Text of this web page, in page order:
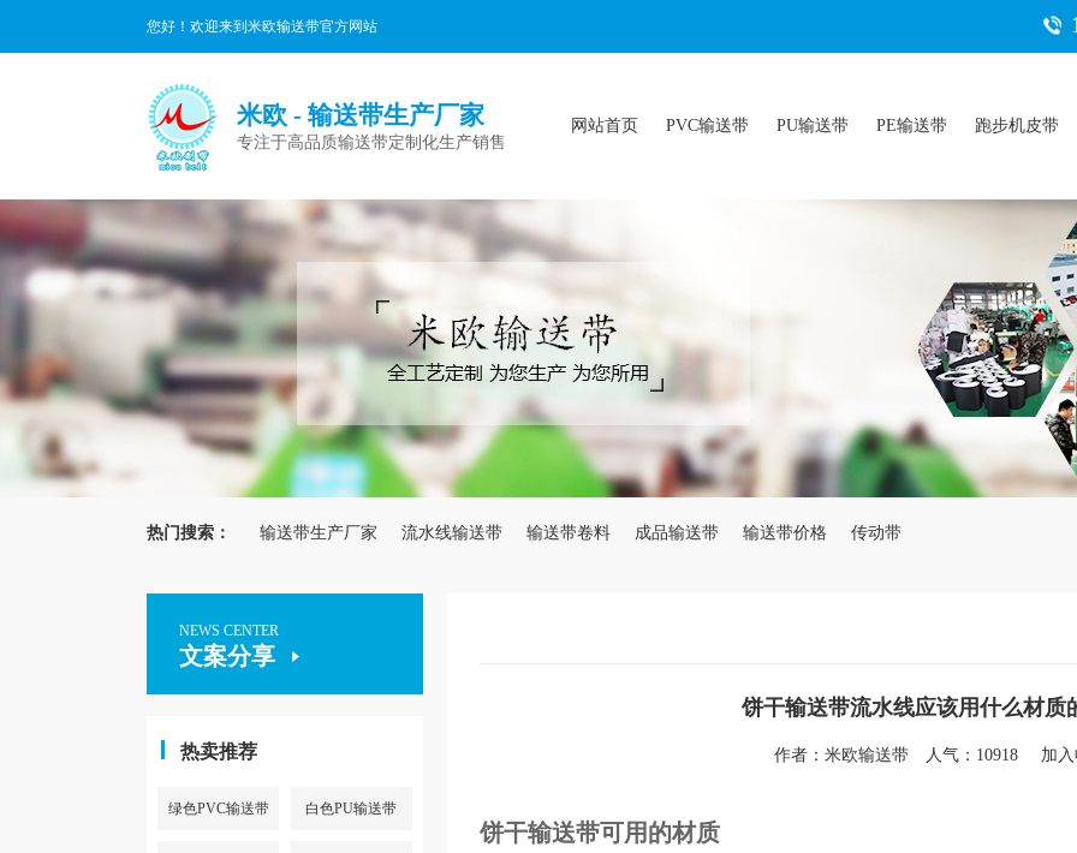
您好！欢迎来到米欧输送带官方网站
米欧 - 输送带生产厂家
专注于高品质输送带定制化生产销售
网站首页 PVC输送带 PU输送带 PE输送带 跑步机皮带
热门搜索： 输送带生产厂家 流水线输送带 输送带卷料 成品输送带 输送带价格 传动带
NEWS CENTER
文案分享
热卖推荐
绿色PVC输送带 白色PU输送带
饼干输送带流水线应该用什么材质
作者： 米欧输送带 人气：10918 加
饼干输送带可用的材质